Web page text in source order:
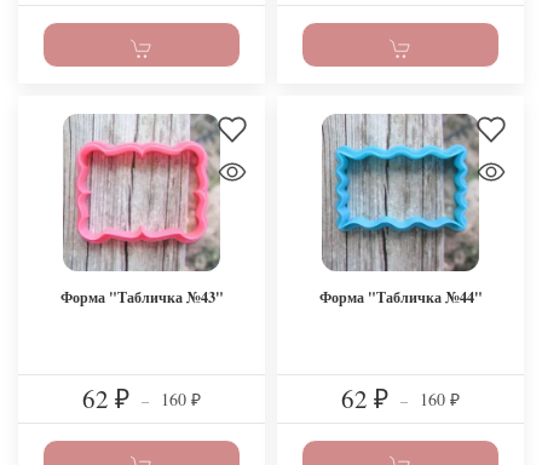
Форма "Табличка №43"
62 ₽ – 160 ₽
Форма "Табличка №44"
62 ₽ – 160 ₽